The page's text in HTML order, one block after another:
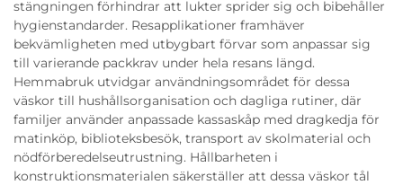
stängningen förhindrar att lukter sprider sig och bibehåller
hygienstandarder. Resapplikationer framhäver
bekvämligheten med utbygbart förvar som anpassar sig
till varierande packkrav under hela resans längd.
Hemmabruk utvidgar användningsområdet för dessa
väskor till hushållsorganisation och dagliga rutiner, där
familjer använder anpassade kassaskåp med dragkedja för
matinköp, biblioteksbesök, transport av skolmaterial och
nödförberedelseutrustning. Hållbarheten i
konstruktionsmaterialen säkerställer att dessa väskor tål